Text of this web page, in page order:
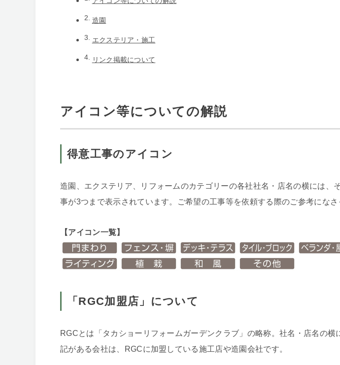
造園
エクステリア・施工
リンク掲載について
アイコン等についての解説
得意工事のアイコン
造園、エクステリア、リフォームのカテゴリーの各社社名・店名の横には、
事が3つまで表示されています。ご希望の工事等を依頼する際のご参考になさ
【アイコン一覧】
「RGC加盟店」について
RGCとは「タカショーリフォームガーデンクラブ」の略称。社名・店名の横
記がある会社は、RGCに加盟している施工店や造園会社です。